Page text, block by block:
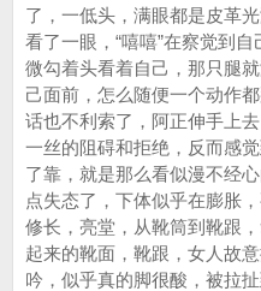
了，一低头，满眼都是皮革
看了一眼，“嘻嘻”在察觉到
微勾着头看着自己，那只腿
己面前，怎么随便一个动作
话也不利索了，阿正伸手上
一丝的阻碍和拒绝，反而感
了靠，就是那么看似漫不经
点失态了，下体似乎在膨胀
修长，亮堂，从靴筒到靴跟
起来的靴面，靴跟，女人故
吟，似乎真的脚很酸，被拉